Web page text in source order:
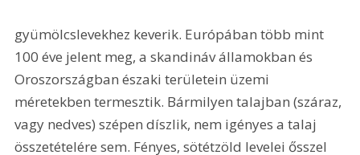
gyümölcslevekhez keverik. Európában több mint
100 éve jelent meg, a skandináv államokban és
Oroszországban északi területein üzemi
méretekben termesztik. Bármilyen talajban (száraz,
vagy nedves) szépen díszlik, nem igényes a talaj
összetételére sem. Fényes, sötétzöld levelei ősszel